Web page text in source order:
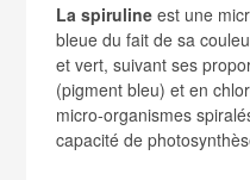
La spiruline est une
bleue du fait de sa
et vert, suivant ses
(pigment bleu) et en
micro-organismes
capacité de